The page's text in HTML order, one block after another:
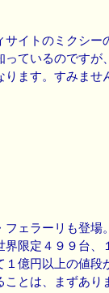
イトのミクシー
ているのですが
ります。すみませ
ェラーリも登場
限定４９９台、
億円以上の値段
ことは、まずあり